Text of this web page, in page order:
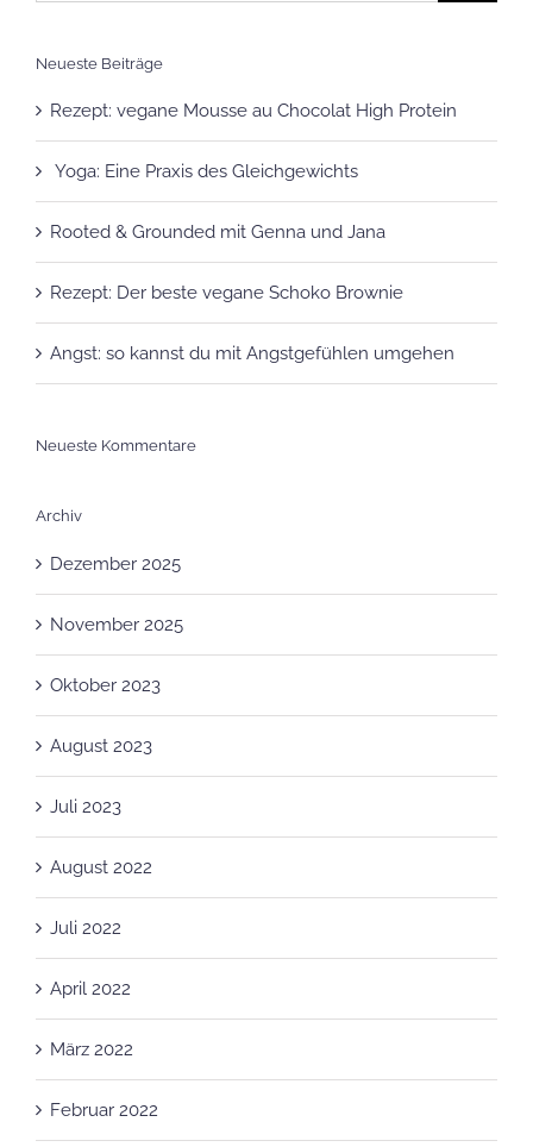
Neueste Beiträge
Rezept: vegane Mousse au Chocolat High Protein
Yoga: Eine Praxis des Gleichgewichts
Rooted & Grounded mit Genna und Jana
Rezept: Der beste vegane Schoko Brownie
Angst: so kannst du mit Angstgefühlen umgehen
Neueste Kommentare
Archiv
Dezember 2025
November 2025
Oktober 2023
August 2023
Juli 2023
August 2022
Juli 2022
April 2022
März 2022
Februar 2022